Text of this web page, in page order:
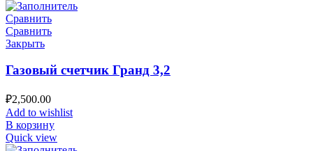
Сравнить
Сравнить
Закрыть
Газовый счетчик Гранд 3,2
₽2,500.00
Add to wishlist
В корзину
Quick view